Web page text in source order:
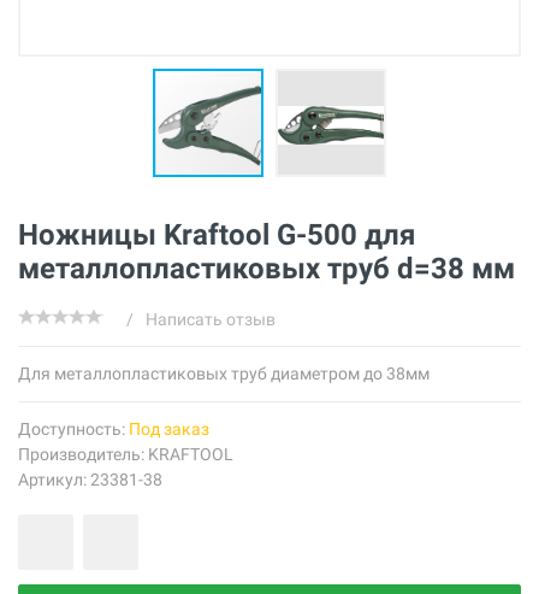
Ножницы Kraftool G-500 для
металлопластиковых труб d=38 мм
/ Написать отзыв
Для металлопластиковых труб диаметром до 38мм
Доступность: Под заказ
Производитель: KRAFTOOL
Артикул: 23381-38